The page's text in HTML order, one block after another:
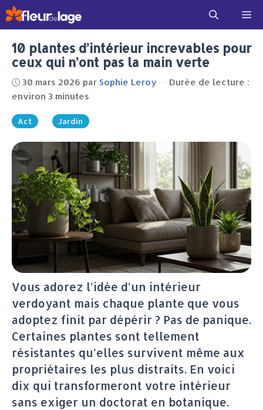
Aller
au
contenu
Act Jardin
10 plantes d’intérieur increvables pour
ceux qui n’ont pas la main verte
30 mars 2026 par Sophie Leroy · Durée de lecture :
environ 3 minutes
Vous adorez l’idée d’un intérieur
verdoyant mais chaque plante que vous
adoptez finit par dépérir ? Pas de panique.
Certaines plantes sont tellement
résistantes qu’elles survivent même aux
propriétaires les plus distraits. En voici
dix qui transformeront votre intérieur
sans exiger un doctorat en botanique.